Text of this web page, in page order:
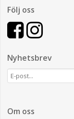
Följ oss
Nyhetsbrev
Om oss